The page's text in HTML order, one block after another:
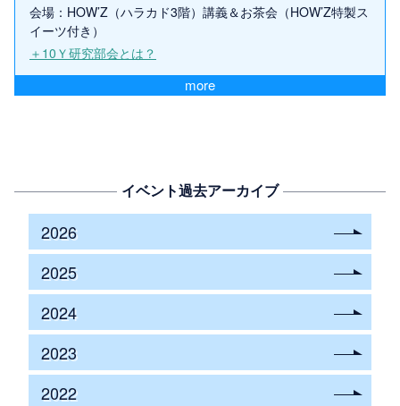
会場：HOW’Z（ハラカド3階）講義＆お茶会（HOW’Z特製ス
イーツ付き）
＋10Ｙ研究部会とは？
more
イベント過去アーカイブ
2026
2025
2024
2023
2022